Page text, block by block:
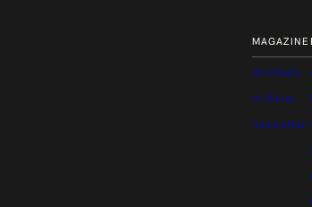
MAGAZINE
Manifeste
Archives
Newsletter